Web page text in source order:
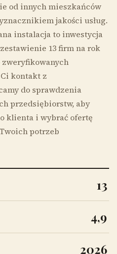
od innych mieszkańców
jakości usług.
instalacja to inwestycja
13 firm na rok
zweryfikowanych
kontakt z
do sprawdzenia
przedsiębiorstw, aby
klienta i wybrać ofertę
potrzeb
13
4,9
2026